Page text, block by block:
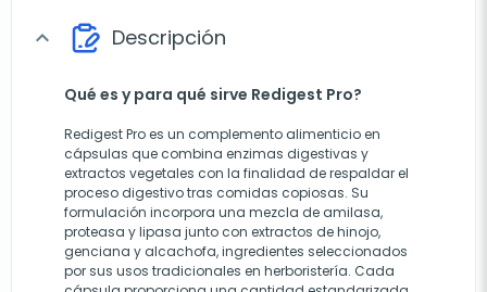
expand_more Descripción
Qué es y para qué sirve Redigest Pro?
Redigest Pro es un complemento alimenticio en
cápsulas que combina enzimas digestivas y
extractos vegetales con la finalidad de respaldar el
proceso digestivo tras comidas copiosas. Su
formulación incorpora una mezcla de amilasa,
proteasa y lipasa junto con extractos de hinojo,
genciana y alcachofa, ingredientes seleccionados
por sus usos tradicionales en herboristería. Cada